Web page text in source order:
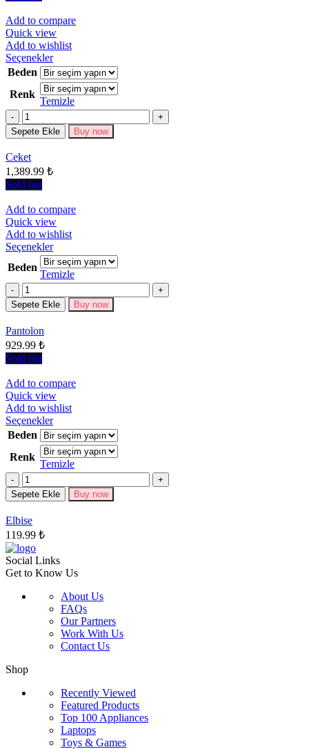
Add to compare
Quick view
Add to wishlist
SeçeneklerBu
ürünün
birden
fazla
varyasyonu
Seçenekler
seçilebilir
Beden
Renk
Temizle
Miktar
Sepete Ekle Buy now
Ceket
1,389.99 ₺
Sold out
Add to compare
Quick view
Add to wishlist
SeçeneklerBu
ürünün
birden
fazla
varyasyonu
var.
Beden
Temizle
Miktar
Sepete Ekle Buy now
Pantolon
929.99 ₺
Sold out
Add to compare
Quick view
Add to wishlist
SeçeneklerBu
ürünün
birden
fazla
varyasyonu
Seçenekler
Beden
Renk
Temizle
Miktar
Sepete Ekle Buy now
Elbise
119.99 ₺
Social Links
Get to Know Us
About Us
FAQs
Our Partners
Work With Us
Contact Us
Shop
Recently Viewed
Featured Products
Top 100 Appliances
Laptops
Toys & Games